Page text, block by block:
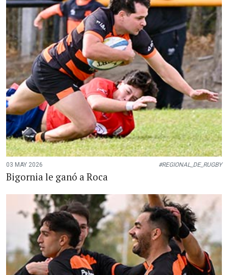
03 MAY 2026 #REGIONAL_DE_RUGBY
Bigornia le ganó a Roca